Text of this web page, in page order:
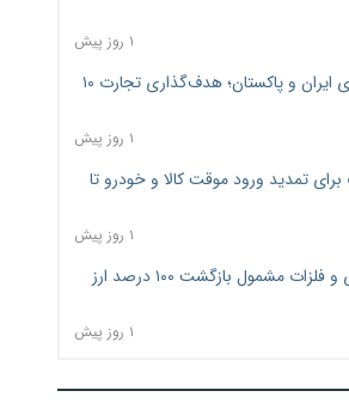
۱ روز پیش
امضای تفاهم‌نامه تجاری ایران و پاکستان؛ هدف‌گذاری تجارت ۱۰
۱ روز پیش
تمدید ورود موقت کالا و خودرو تا
۱ روز پیش
فهرست کالاهای فولادی و فلزات مشمول بازگشت ۱۰۰ درصد ارز
۱ روز پیش